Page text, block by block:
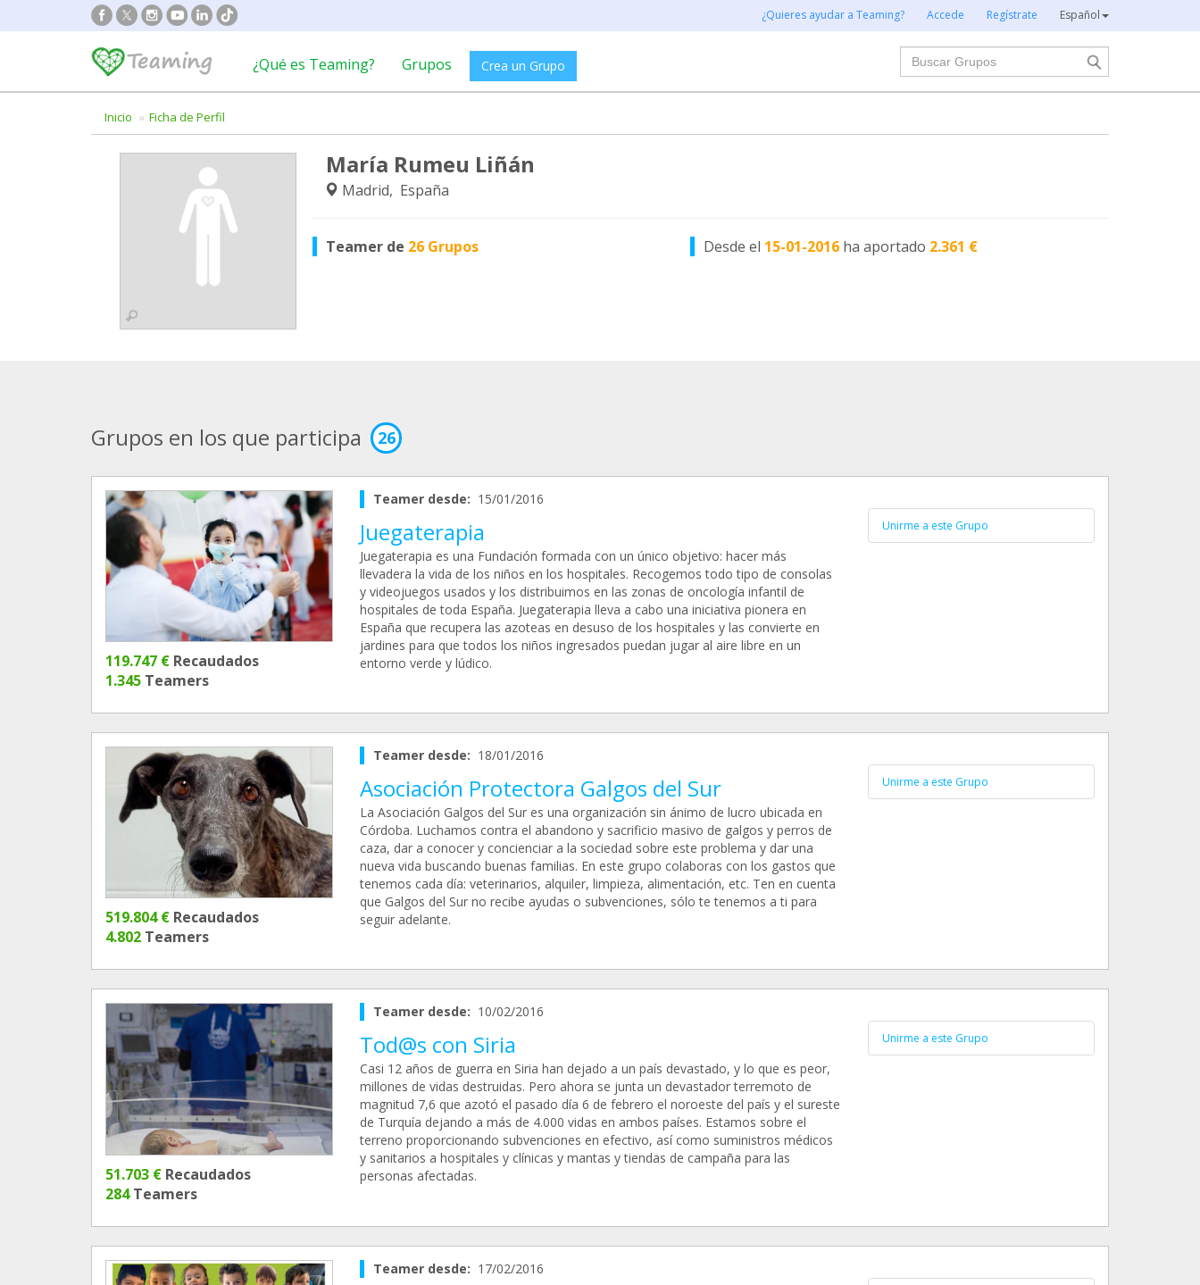
¿Quieres ayudar a Teaming? Accede Regístrate Español
¿Qué es Teaming? Grupos Crea un Grupo
Buscar
Inicio Ficha de Perfil
María Rumeu Liñán
Madrid, España
Teamer de 26 Grupos Desde el 15-01-2016 ha aportado 2.361 €
Grupos en los que participa 26
119.747 € Recaudados
1.345 Teamers
Teamer desde: 15/01/2016
Juegaterapia
Juegaterapia es una Fundación formada con un único objetivo: hacer más
llevadera la vida de los niños en los hospitales. Recogemos todo tipo de consolas
y videojuegos usados y los distribuimos en las zonas de oncología infantil de
hospitales de toda España. Juegaterapia lleva a cabo una iniciativa pionera en
España que recupera las azoteas en desuso de los hospitales y las convierte en
jardines para que todos los niños ingresados puedan jugar al aire libre en un
entorno verde y lúdico.
Unirme a este Grupo
519.804 € Recaudados
4.802 Teamers
Teamer desde: 18/01/2016
Asociación Protectora Galgos del Sur
La Asociación Galgos del Sur es una organización sin ánimo de lucro ubicada en
Córdoba. Luchamos contra el abandono y sacrificio masivo de galgos y perros de
caza, dar a conocer y concienciar a la sociedad sobre este problema y dar una
nueva vida buscando buenas familias. En este grupo colaboras con los gastos que
tenemos cada día: veterinarios, alquiler, limpieza, alimentación, etc. Ten en cuenta
que Galgos del Sur no recibe ayudas o subvenciones, sólo te tenemos a ti para
seguir adelante.
Unirme a este Grupo
51.703 € Recaudados
284Teamers
Teamer desde: 10/02/2016
Tod@s con Siria
Casi 12 años de guerra en Siria han dejado a un país devastado, y lo que es peor,
millones de vidas destruidas. Pero ahora se junta un devastador terremoto de
magnitud 7,6 que azotó el pasado día 6 de febrero el noroeste del país y el sureste
de Turquía dejando a más de 4.000 vidas en ambos países. Estamos sobre el
terreno proporcionando subvenciones en efectivo, así como suministros médicos
y sanitarios a hospitales y clínicas y mantas y tiendas de campaña para las
personas afectadas.
Unirme a este Grupo
Teamer desde: 17/02/2016